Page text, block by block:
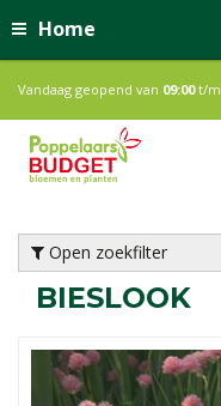
Home
Vandaag geopend van 09:00t/m
Open zoekfilter
BIESLOOK